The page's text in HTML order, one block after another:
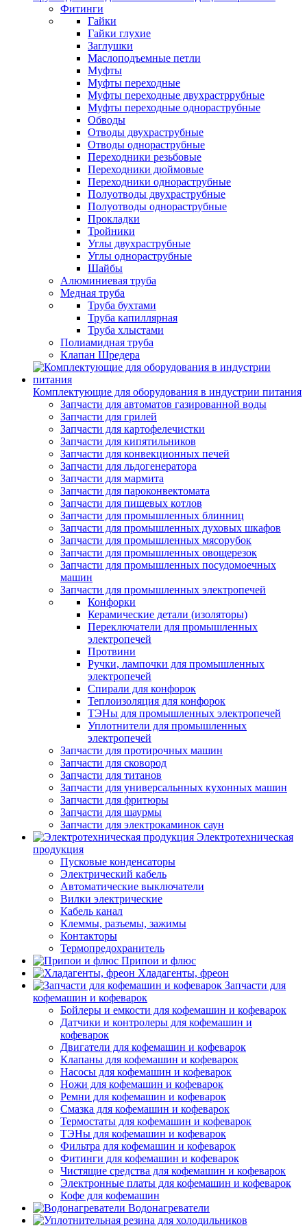
Фитинги
Гайки
Гайки глухие
Заглушки
Маслоподъемные петли
Муфты
Муфты переходные
Муфты переходные двухрастррубные
Муфты переходные однораструбные
Обводы
Отводы двухраструбные
Отводы однораструбные
Переходники резьбовые
Переходники дюймовые
Переходники однораструбные
Полуотводы двухраструбные
Полуотводы однораструбные
Прокладки
Тройники
Углы двухраструбные
Углы однораструбные
Шайбы
Алюминиевая труба
Медная труба
Труба бухтами
Труба капиллярная
Труба хлыстами
Полиамидная труба
Клапан Шредера
Комплектующие для оборудования в индустрии питания
Запчасти для автоматов газированной воды
Запчасти для грилей
Запчасти для картофелечистки
Запчасти для кипятильников
Запчасти для конвекционных печей
Запчасти для льдогенератора
Запчасти для мармита
Запчасти для пароконвектомата
Запчасти для пищевых котлов
Запчасти для промышленных блинниц
Запчасти для промышленных духовых шкафов
Запчасти для промышленных мясорубок
Запчасти для промышленных овощерезок
Запчасти для промышленных посудомоечных
машин
Запчасти для промышленных электропечей
Конфорки
Керамические детали (изоляторы)
Переключатели для промышленных
электропечей
Протвини
Ручки, лампочки для промышленных
электропечей
Спирали для конфорок
Теплоизоляция для конфорок
ТЭНы для промышленных электропечей
Уплотнители для промышленных
электропечей
Запчасти для протирочных машин
Запчасти для сковород
Запчасти для титанов
Запчасти для универсальнных кухонных машин
Запчасти для фритюры
Запчасти для шаурмы
Запчасти для электрокаминок саун
Электротехническая
продукция
Пусковые конденсаторы
Электрический кабель
Автоматические выключатели
Вилки электрические
Кабель канал
Клеммы, разъемы, зажимы
Контакторы
Термопредохранитель
Припои и флюс
Хладагенты, фреон
Запчасти для
кофемашин и кофеварок
Бойлеры и емкости для кофемашин и кофеварок
Датчики и контролеры для кофемашин и
кофеварок
Двигатели для кофемашин и кофеварок
Клапаны для кофемашин и кофеварок
Насосы для кофемашин и кофеварок
Ножи для кофемашин и кофеварок
Ремни для кофемашин и кофеварок
Смазка для кофемашин и кофеварок
Термостаты для кофемашин и кофеварок
ТЭНы для кофемашин и кофеварок
Фильтра для кофемашин и кофеварок
Фитинги для кофемашин и кофеварок
Чистящие средства для кофемашин и кофеварок
Электронные платы для кофемашин и кофеварок
Кофе для кофемашин
Водонагреватели